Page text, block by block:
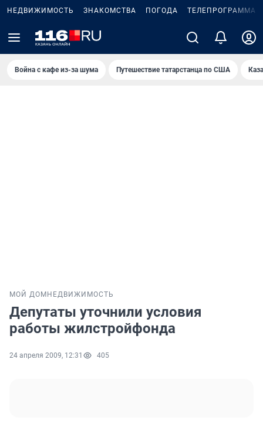
НЕДВИЖИМОСТЬ ЗНАКОМСТВА ПОГОДА ТЕЛЕПРОГРАММА
Война с кафе из-за шума Путешествие татарстанца по США
МОЙ ДОМ НЕДВИЖИМОСТЬ
Депутаты уточнили условия
работы жилстройфонда
24 апреля 2009, 12:31 405